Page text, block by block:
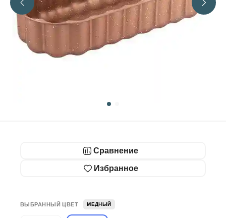
Сравнение
Избранное
ВЫБРАННЫЙ ЦВЕТ МЕДНЫЙ